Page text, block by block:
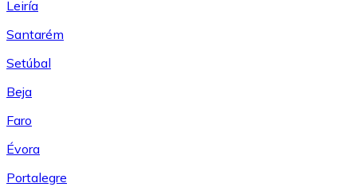
Leiría
Santarém
Setúbal
Beja
Faro
Évora
Portalegre